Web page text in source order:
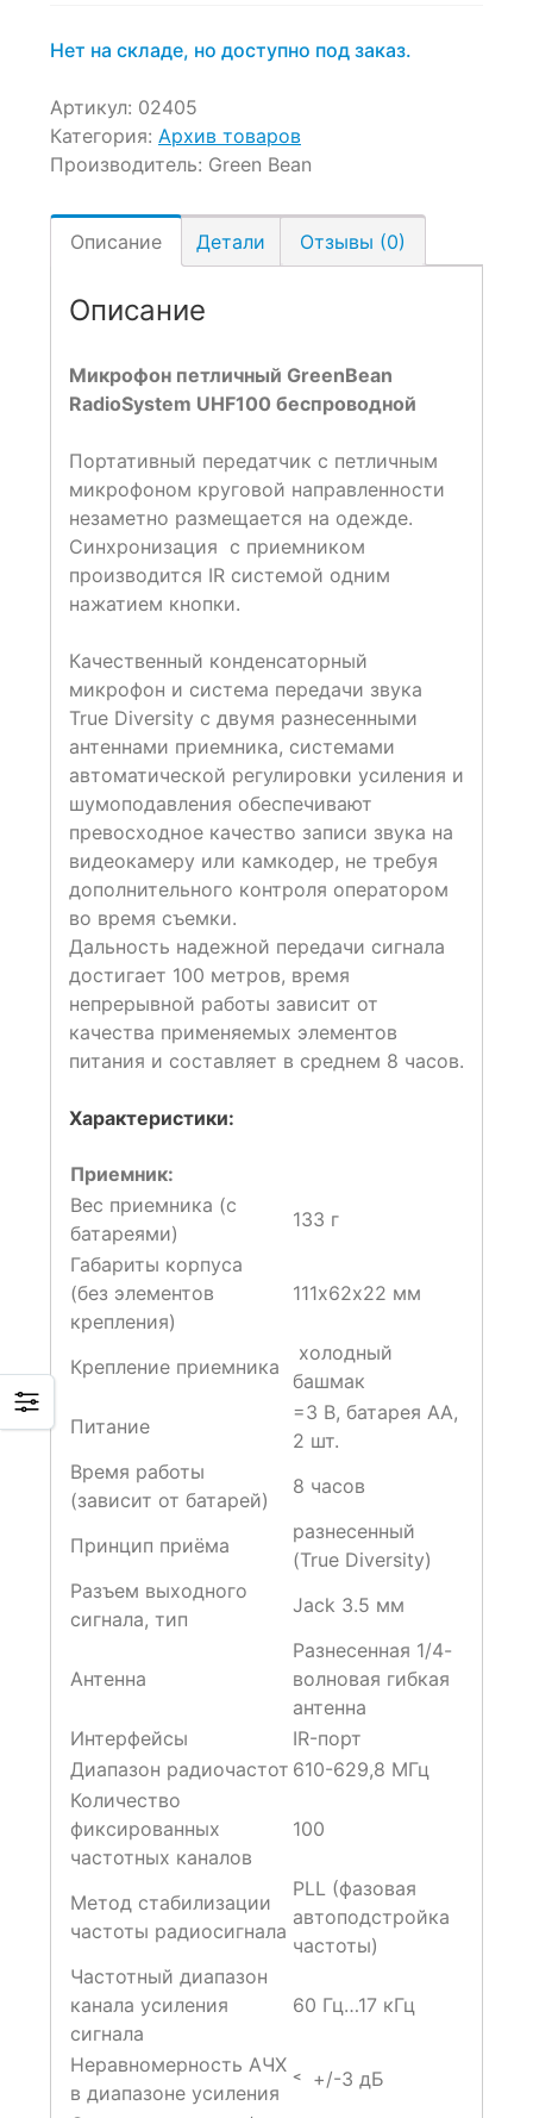
Нет на складе, но доступно под заказ.
Артикул: 02405
Категория: Архив товаров
Производитель: Green Bean
Описание Детали Отзывы (0)
Описание
Микрофон петличный GreenBean
RadioSystem UHF100 беспроводной
Портативный передатчик с петличным
микрофоном круговой направленности
незаметно размещается на одежде.
Синхронизация с приемником
производится IR системой одним
нажатием кнопки.
Качественный конденсаторный
микрофон и система передачи звука
True Diversity с двумя разнесенными
антеннами приемника, системами
автоматической регулировки усиления и
шумоподавления обеспечивают
превосходное качество записи звука на
видеокамеру или камкодер, не требуя
дополнительного контроля оператором
во время съемки.
Дальность надежной передачи сигнала
достигает 100 метров, время
непрерывной работы зависит от
качества применяемых элементов
питания и составляет в среднем 8 часов.
Характеристики:
Приемник:
Вес приемника (с
батареями)
133 г
Габариты корпуса
(без элементов
крепления)
111х62х22 мм
Крепление приемника
холодный
башмак
Питание
=3 В, батарея АА,
2 шт.
Время работы
(зависит от батарей)
8 часов
Принцип приёма
разнесенный
(True Diversity)
Разъем выходного
сигнала, тип
Jack 3.5 мм
Антенна
Разнесенная 1/4-
волновая гибкая
антенна
Интерфейсы
IR-порт
Диапазон радиочастот 610-629,8 МГц
Количество
фиксированных
частотных каналов
100
Метод стабилизации
частоты радиосигнала
PLL (фазовая
автоподстройка
частоты)
Частотный диапазон
канала усиления
сигнала
60 Гц…17 кГц
Неравномерность АЧХ
в диапазоне усиления
˂ +/-3 дБ